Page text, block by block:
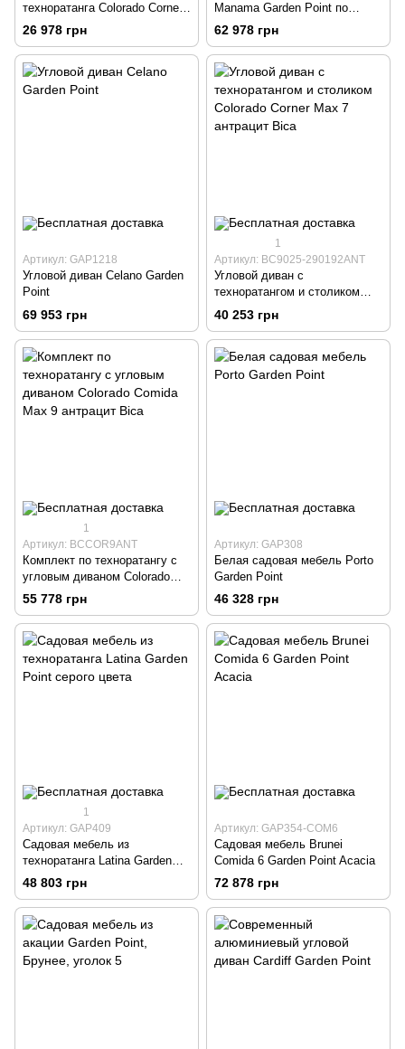
техноратанга Colorado Corner
Bica антрацит
26 978 грн
Manama Garden Point по
акации
62 978 грн
Артикул: GAP1218
Угловой диван Celano Garden
Point
69 953 грн
1
Артикул: BC9025-290192ANT
Угловой диван с
техноратангом и столиком
Colorado Corner Max 7
антрацит Bica
40 253 грн
1
Артикул: BCCOR9ANT
Комплект по техноратангу с
угловым диваном Colorado
Comida Max 9 антрацит Bica
55 778 грн
Артикул: GAP308
Белая садовая мебель Porto
Garden Point
46 328 грн
1
Артикул: GAP409
Садовая мебель из
техноратанга Latina Garden
Point серого цвета
48 803 грн
Артикул: GAP354-COM6
Садовая мебель Brunei
Comida 6 Garden Point Acacia
72 878 грн